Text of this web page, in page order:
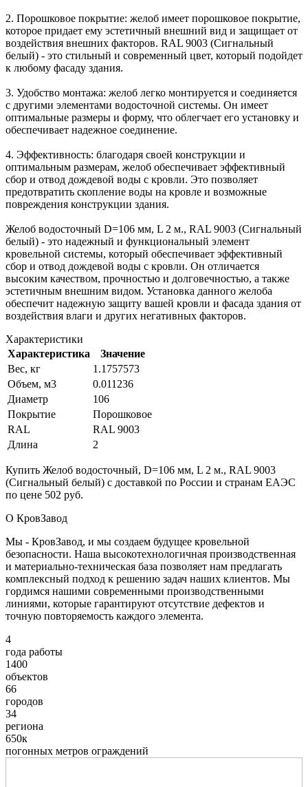
2. Порошковое покрытие: желоб имеет порошковое покрытие,
которое придает ему эстетичный внешний вид и защищает от
воздействия внешних факторов. RAL 9003 (Сигнальный
белый) - это стильный и современный цвет, который подойдет
к любому фасаду здания.
3. Удобство монтажа: желоб легко монтируется и соединяется
с другими элементами водосточной системы. Он имеет
оптимальные размеры и форму, что облегчает его установку и
обеспечивает надежное соединение.
4. Эффективность: благодаря своей конструкции и
оптимальным размерам, желоб обеспечивает эффективный
сбор и отвод дождевой воды с кровли. Это позволяет
предотвратить скопление воды на кровле и возможные
повреждения конструкции здания.
Желоб водосточный D=106 мм, L 2 м., RAL 9003 (Сигнальный
белый) - это надежный и функциональный элемент
кровельной системы, который обеспечивает эффективный
сбор и отвод дождевой воды с кровли. Он отличается
высоким качеством, прочностью и долговечностью, а также
эстетичным внешним видом. Установка данного желоба
обеспечит надежную защиту вашей кровли и фасада здания от
воздействия влаги и других негативных факторов.
Характеристики
Характеристика
Значение
Вес, кг
1.1757573
Объем, м3
0.011236
Диаметр
106
Покрытие
Порошковое
RAL
RAL 9003
Длина
2
Купить Желоб водосточный, D=106 мм, L 2 м., RAL 9003
(Сигнальный белый) с доставкой по России и странам ЕАЭС
по цене 502 руб.
О КровЗавод
Мы - КровЗавод, и мы создаем будущее кровельной
безопасности. Наша высокотехнологичная производственная
и материально-техническая база позволяет нам предлагать
комплексный подход к решению задач наших клиентов. Мы
гордимся нашими современными производственными
линиями, которые гарантируют отсутствие дефектов и
точную повторяемость каждого элемента.
4
года работы
1400
объектов
66
городов
34
региона
650к
погонных метров ограждений